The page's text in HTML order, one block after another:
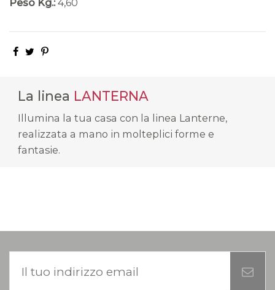
La linea LANTERNA
Illumina la tua casa con la linea Lanterne,
realizzata a mano in molteplici forme e
fantasie.